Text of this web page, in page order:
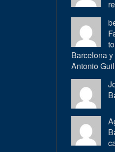
Barcelona
Antonio